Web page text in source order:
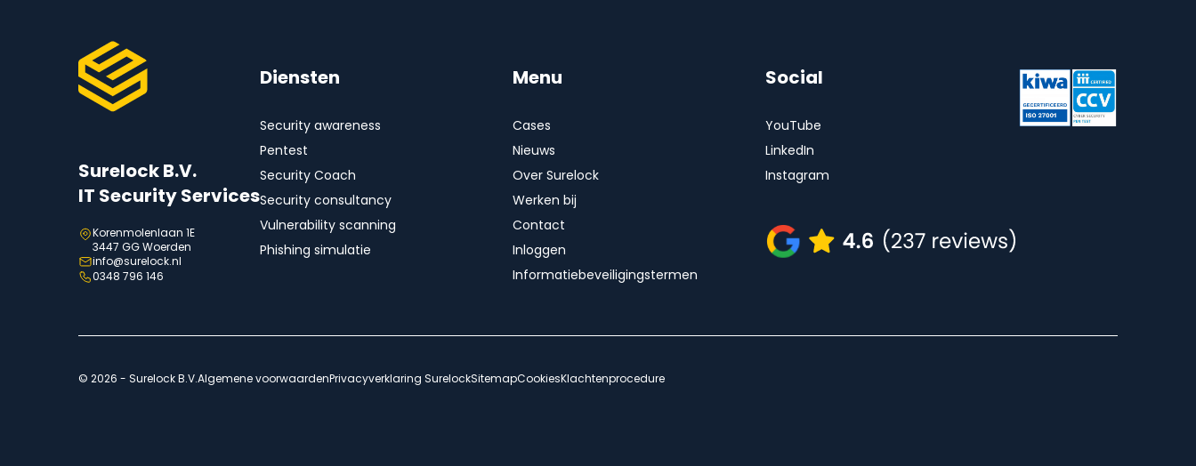
Surelock B.V.
IT Security Services
Korenmolenlaan 1E
3447 GG Woerden
info@surelock.nl
0348 796 146
Diensten
Security awareness
Pentest
Security Coach
Security consultancy
Vulnerability scanning
Phishing simulatie
Menu
Cases
Nieuws
Over Surelock
Werken bij
Contact
Inloggen
Informatiebeveiligingstermen
Social
YouTube
LinkedIn
Instagram
© 2026 - Surelock B.V.Algemene voorwaardenPrivacyverklaring SurelockSitemapCookiesKlachtenprocedure